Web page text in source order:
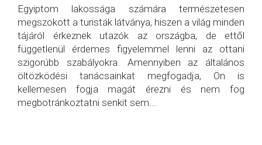
Egyiptom lakossága számára természetesen
megszokott a turisták látványa, hiszen a világ minden
tájáról érkeznek utazók az országba, de ettől
függetlenül érdemes figyelemmel lenni az ottani
szigorúbb szabályokra. Amennyiben az általános
öltözködési tanácsainkat megfogadja, Ön is
kellemesen fogja magát érezni és nem fog
megbotránkoztatni senkit sem...